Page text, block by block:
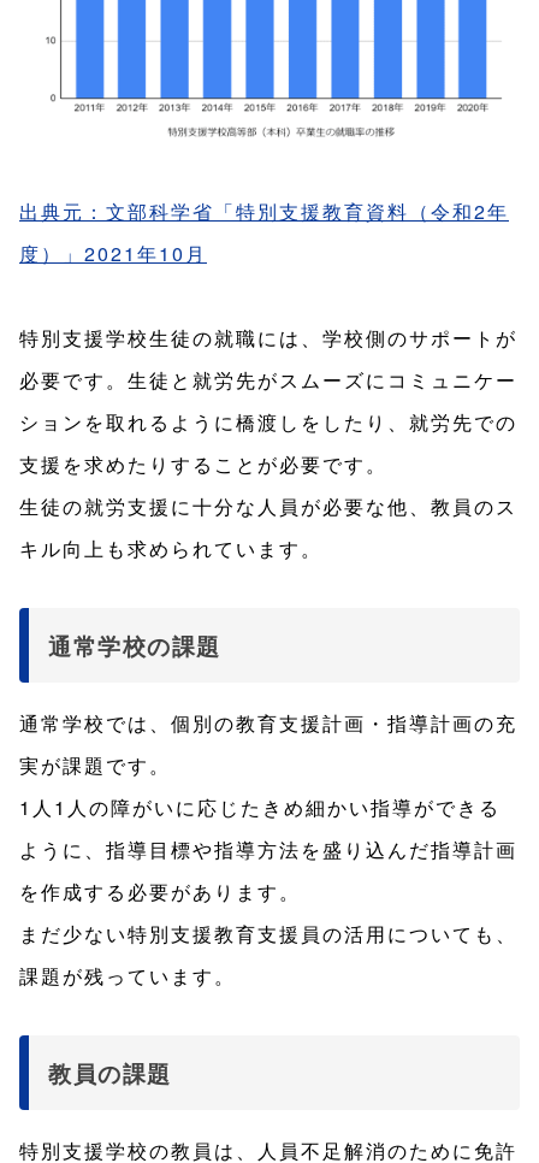
出典元：文部科学省「特別支援教育資料（令和2年
度）」2021年10月
特別支援学校生徒の就職には、学校側のサポートが
必要です。生徒と就労先がスムーズにコミュニケー
ションを取れるように橋渡しをしたり、就労先での
支援を求めたりすることが必要です。
生徒の就労支援に十分な人員が必要な他、教員のス
キル向上も求められています。
通常学校の課題
通常学校では、個別の教育支援計画・指導計画の充
実が課題です。
1人1人の障がいに応じたきめ細かい指導ができる
ように、指導目標や指導方法を盛り込んだ指導計画
を作成する必要があります。
まだ少ない特別支援教育支援員の活用についても、
課題が残っています。
教員の課題
特別支援学校の教員は、人員不足解消のために免許